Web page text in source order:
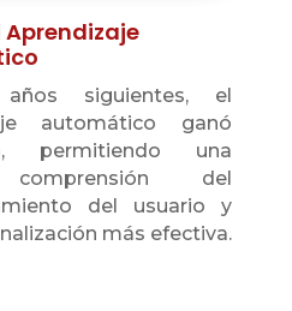
Aprendizaje
siguientes, el
automático ganó
permitiendo una
del
del usuario y
más efectiva.